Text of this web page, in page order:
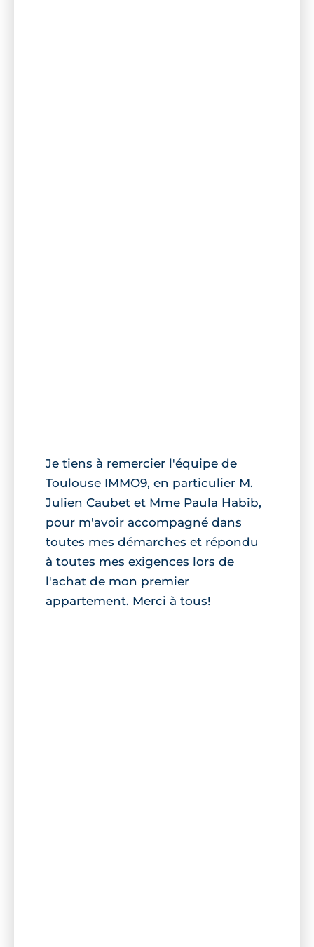
Je tiens à remercier l'équipe de
Toulouse IMMO9, en particulier M.
Julien Caubet et Mme Paula Habib,
pour m'avoir accompagné dans
toutes mes démarches et répondu
à toutes mes exigences lors de
l'achat de mon premier
appartement. Merci à tous!